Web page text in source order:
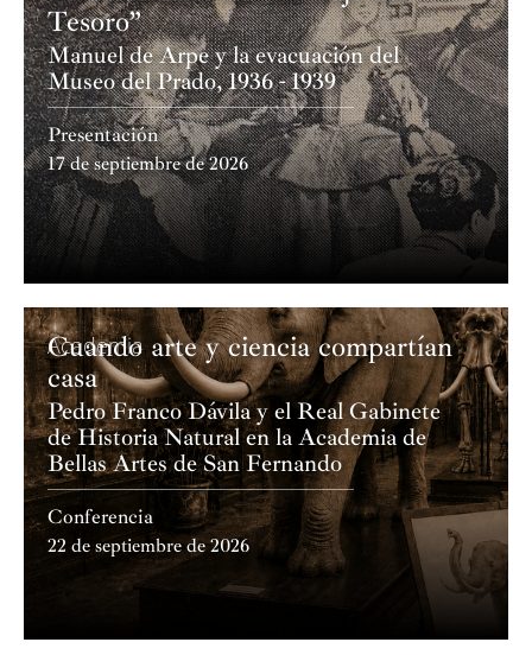
Tesoro”
Manuel de Arpe y la evacuación del
Museo del Prado, 1936 - 1939
Presentación
17 de septiembre de 2026
Academia
Cuando arte y ciencia compartían
casa
Pedro Franco Dávila y el Real Gabinete
de Historia Natural en la Academia de
Bellas Artes de San Fernando
Conferencia
22 de septiembre de 2026